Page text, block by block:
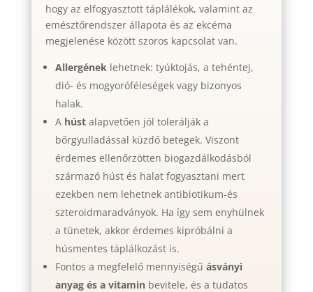
hogy az elfogyasztott táplálékok, valamint az
emésztőrendszer állapota és az ekcéma
megjelenése között szoros kapcsolat van.
Allergéneklehetnek: tyúktojás, a tehéntej,
dió- és mogyoróféleségek vagy bizonyos
halak.
A hústalapvetően jól tolerálják a
bőrgyulladással küzdő betegek. Viszont
érdemes ellenőrzötten biogazdálkodásból
származó húst és halat fogyasztani mert
ezekben nem lehetnek antibiotikum-és
szteroidmaradványok. Ha így sem enyhülnek
a tünetek, akkor érdemes kipróbálni a
húsmentes táplálkozást is.
Fontos a megfelelő mennyiségű ásványi
anyag és a vitamin bevitele, és a tudatos